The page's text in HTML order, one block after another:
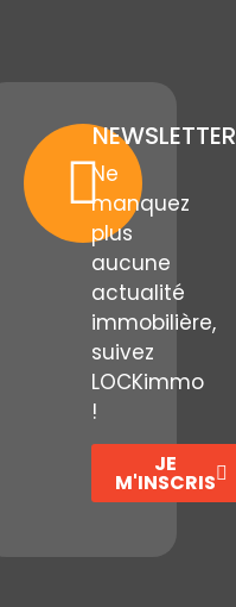
NEWSLETTER
Ne
manquez
plus
aucune
actualité
immobilière,
suivez
LOCKimmo
!
JE
M'INSCRIS